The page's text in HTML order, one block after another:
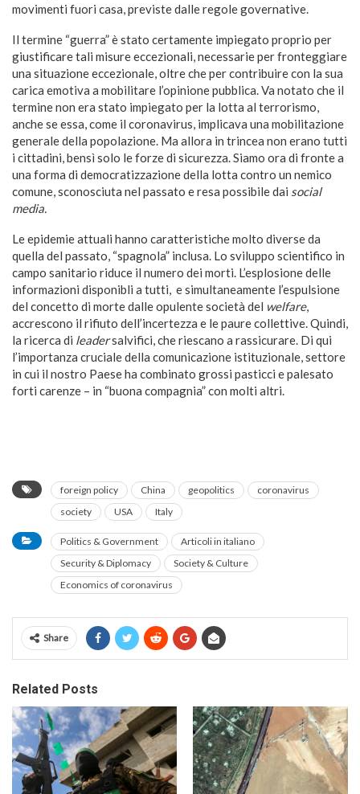
movimenti fuori casa, previste dalle regole governative.
Il termine “guerra” è stato certamente impiegato proprio per
giustificare tali misure eccezionali, necessarie per fronteggiare
una situazione eccezionale, oltre che per contribuire con la sua
carica emotiva a mobilitare l’opinione pubblica. Va notato che il
termine non era stato impiegato per la lotta al terrorismo,
anche se essa, come il coronavirus, implicava una mobilitazione
generale della popolazione. Ma allora in trincea non erano tutti
i cittadini, bensì solo le forze di sicurezza. Siamo ora di fronte a
una forma di democratizzazione della lotta contro un nemico
comune, sconosciuta nel passato e resa possibile dai social
media.
Le epidemie attuali hanno caratteristiche molto diverse da
quella del passato, “spagnola” inclusa. Lo sviluppo scientifico in
campo sanitario riduce il numero dei morti. L’esplosione delle
informazioni disponibli a tutti, e simultaneamente l’espulsione
del concetto di morte dalle opulente società del welfare,
accrescono il rifiuto dell’incertezza e le paure collettive. Quindi,
la ricerca di leadersalvifici, che riescano a rassicurare. Di qui
l’importanza cruciale della comunicazione istituzionale, settore
in cui il nostro Paese ha combinato grossi pasticci e palesato
forti carenze – in “buona compagnia” con molti altri.
foreign policy China geopolitics
coronavirus
society
USA Italy
Politics & Government
Articoli in italiano
Security & Diplomacy
Society & Culture
Economics of coronavirus
Share
Related Posts